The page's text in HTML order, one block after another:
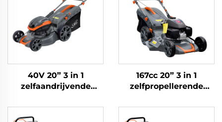
40V 20” 3 in 1
zelfaandrijvende
grasmaaier LM51ZLi-2L
167cc 20” 3 in 1
zelfpropellerende
aangedreven door
Honda-motor LM51Z-